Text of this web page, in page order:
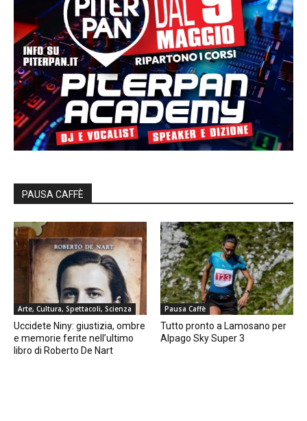
PAUSA CAFFÈ
Arte, Cultura, Spettacoli, Scienza
Uccidete Niny: giustizia, ombre
e memorie ferite nell’ultimo
libro di Roberto De Nart
Pausa Caffè
Tutto pronto a Lamosano per
Alpago Sky Super 3